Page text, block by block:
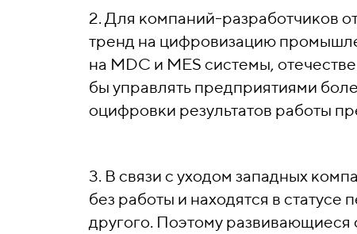
2. Для компаний-разработчиков
тренд на цифровизацию
на MDC и MES системы,
бы управлять предприятиями
оцифровки результатов работы
3. В связи с уходом западных
без работы и находятся в
другого. Поэтому развивающиеся